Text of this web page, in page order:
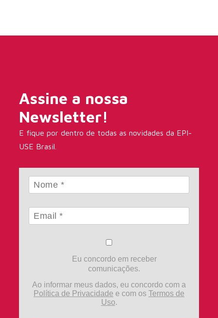
Assine a nossa
Newsletter!
E fique por dentro de todas as novidades da EPI-
USE Brasil.
Eu concordo em receber
comunicações.
Ao informar meus dados, eu concordo com a
Política de Privacidade e com os Termos de
Uso.